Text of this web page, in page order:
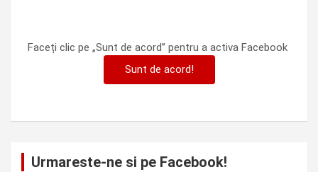
Faceți clic pe „Sunt de acord” pentru a activa Facebook
Sunt de acord!
Urmareste-ne si pe Facebook!